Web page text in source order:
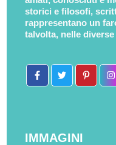
storici e filosofi,
rappresentano un
talvolta, nelle
IMMAGINI